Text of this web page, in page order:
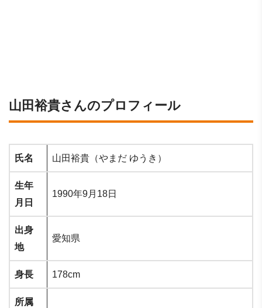
山田裕貴さんのプロフィール
氏名 山田裕貴（やまだ ゆうき）
生年
月日
1990年9月18日
出身
地
愛知県
身長 178cm
所属